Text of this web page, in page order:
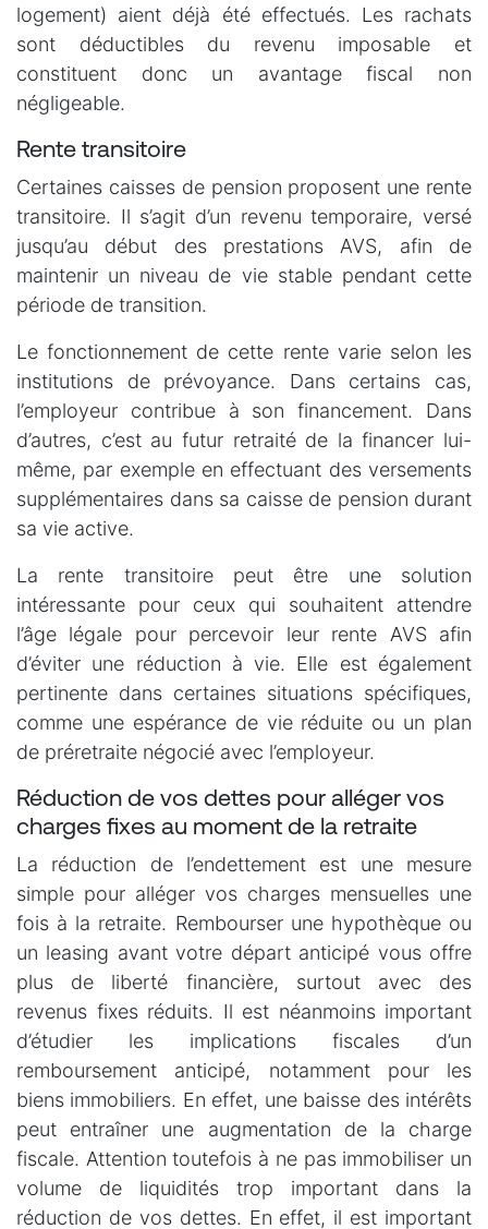
logement) aient déjà été effectués. Les rachats
sont déductibles du revenu imposable et
constituent donc un avantage fiscal non
négligeable.
Rente transitoire
Certaines caisses de pension proposent une rente
transitoire. Il s’agit d’un revenu temporaire, versé
jusqu’au début des prestations AVS, afin de
maintenir un niveau de vie stable pendant cette
période de transition.
Le fonctionnement de cette rente varie selon les
institutions de prévoyance. Dans certains cas,
l’employeur contribue à son financement. Dans
d’autres, c’est au futur retraité de la financer lui-
même, par exemple en effectuant des versements
supplémentaires dans sa caisse de pension durant
sa vie active.
La rente transitoire peut être une solution
intéressante pour ceux qui souhaitent attendre
l’âge légale pour percevoir leur rente AVS afin
d’éviter une réduction à vie. Elle est également
pertinente dans certaines situations spécifiques,
comme une espérance de vie réduite ou un plan
de préretraite négocié avec l’employeur.
Réduction de vos dettes pour alléger vos
charges fixes au moment de la retraite
La réduction de l’endettement est une mesure
simple pour alléger vos charges mensuelles une
fois à la retraite. Rembourser une hypothèque ou
un leasing avant votre départ anticipé vous offre
plus de liberté financière, surtout avec des
revenus fixes réduits. Il est néanmoins important
d’étudier les implications fiscales d’un
remboursement anticipé, notamment pour les
biens immobiliers. En effet, une baisse des intérêts
peut entraîner une augmentation de la charge
fiscale. Attention toutefois à ne pas immobiliser un
volume de liquidités trop important dans la
réduction de vos dettes. En effet, il est important